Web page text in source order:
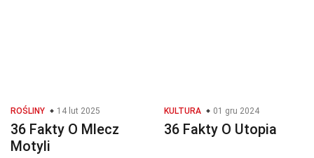
ROŚLINY 14 lut 2025
36 Fakty O Mlecz
Motyli
KULTURA 01 gru 2024
36 Fakty O Utopia